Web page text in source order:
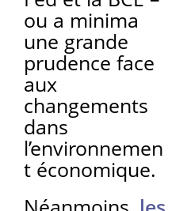
ou a minima
une grande
prudence face
aux
changements
dans
l’environnemen
t économique.